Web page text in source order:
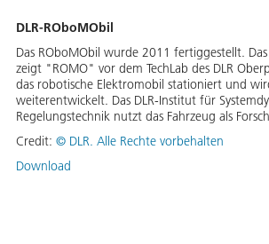
DLR-ROboMObil
Das ROboMObil wurde 2011 fertiggestellt.
zeigt "ROMO" vor dem TechLab des DLR
das robotische Elektromobil stationiert und
weiterentwickelt. Das DLR-Institut für
Regelungstechnik nutzt das Fahrzeug als
Credit: © DLR. Alle Rechte vorbehalten
Download